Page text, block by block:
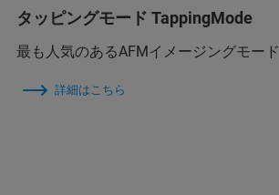
タッピングモード TappingMode
最も人気のあるAFMイメージングモード
詳細はこちら